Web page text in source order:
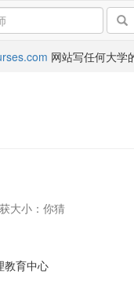
网站写任何大学
大小：你猜
教育中心